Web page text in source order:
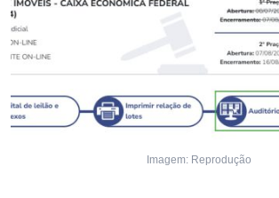
Imagem: Reprodução